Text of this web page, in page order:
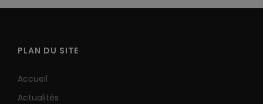
PLAN DU SITE
Accueil
Actualités